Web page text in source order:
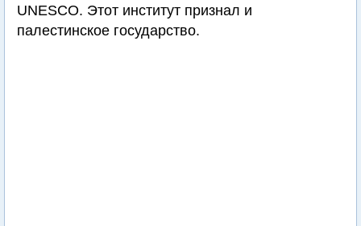
UNESCO. Этот институт признал и
палестинское государство.